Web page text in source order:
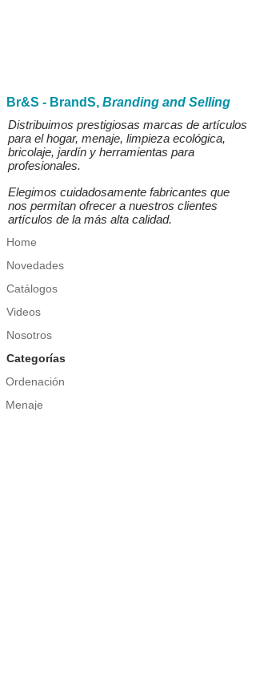
Br&S - BrandS, Branding and Selling
Distribuimos prestigiosas marcas de artículos
para el hogar, menaje, limpieza ecológica,
bricolaje, jardín y herramientas para
profesionales.
Elegimos cuidadosamente fabricantes que
nos permitan ofrecer a nuestros clientes
artículos de la más alta calidad.
Home
Novedades
Catálogos
Videos
Nosotros
Categorías
Ordenación
Menaje